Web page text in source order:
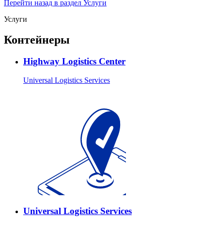
Перейти назад в раздел Услуги
Услуги
Контейнеры
Highway Logistics Center
Universal Logistics Services
Universal Logistics Services